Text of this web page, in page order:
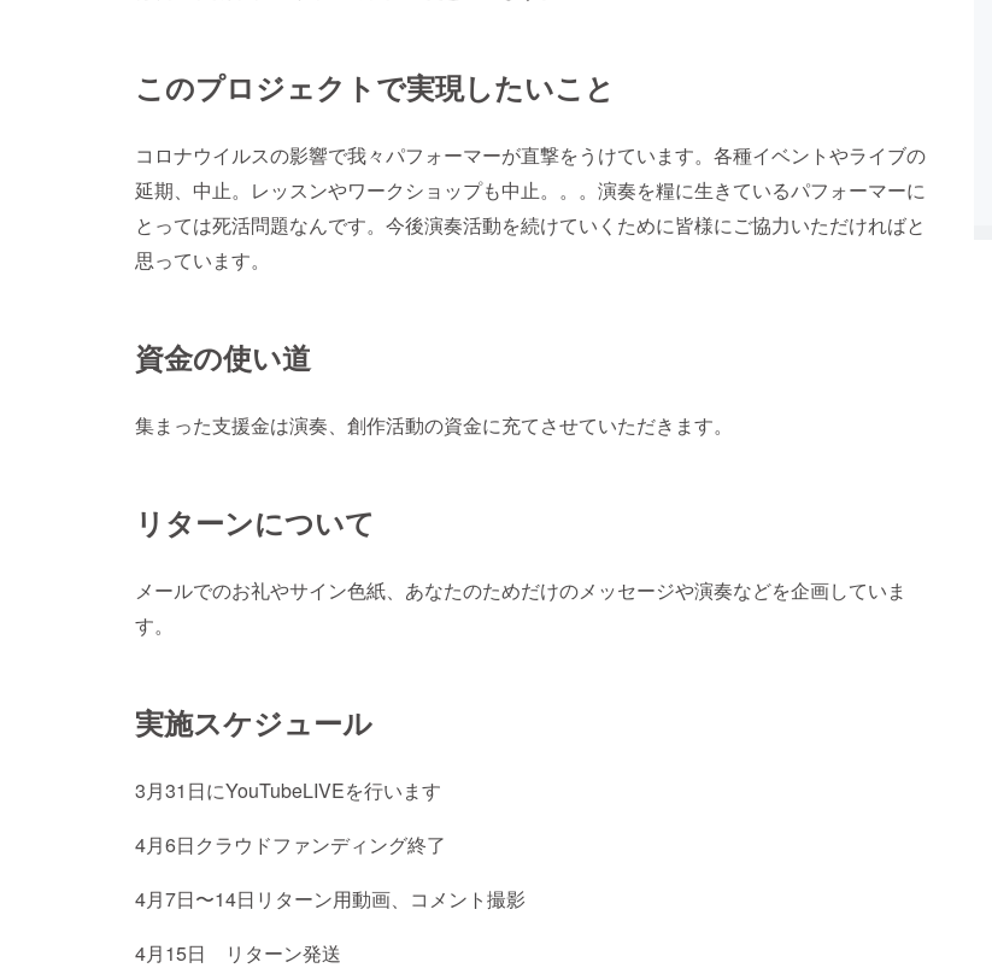
このプロジェクトで実現したいこと
コロナウイルスの影響で我々パフォーマーが直撃をうけています。各種イベントやライブの
延期、中止。レッスンやワークショップも中止。。。演奏を糧に生きているパフォーマーに
とっては死活問題なんです。今後演奏活動を続けていくために皆様にご協力いただければと
思っています。
資金の使い道
集まった支援金は演奏、創作活動の資金に充てさせていただきます。
リターンについて
メールでのお礼やサイン色紙、あなたのためだけのメッセージや演奏などを企画していま
す。
実施スケジュール
3月31日にYouTubeLIVEを行います
4月6日クラウドファンディング終了
4月7日〜14日リターン用動画、コメント撮影
4月15日 リターン発送